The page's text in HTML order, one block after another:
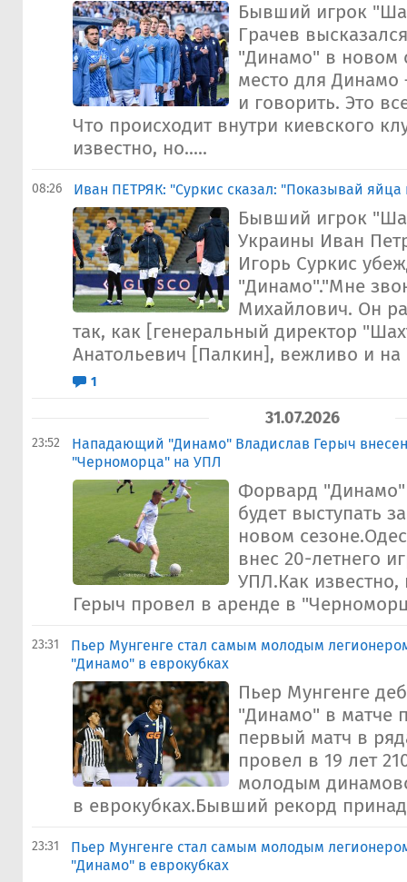
Бывший игрок
Грачев
"Динамо" в новом
место для Динамо
и говорить. Это
Что происходит внутри киевского
известно, но.....
08:26 Иван ПЕТРЯК: "Суркис сказал: "Показывай
Бывший игрок
Украины Иван
Игорь Суркис
"Динамо"."Мне
Михайлович. Он
так, как [генеральный директор
Анатольевич [Палкин], вежливо и на
1
31.07.2026
23:52
Нападающий "Динамо" Владислав Герыч внесен
"Черноморца" на УПЛ
Форвард
будет выступать
новом
внес 20-летнего
УПЛ.Как
Герыч провел в аренде в
23:31
Пьер Мунгенге стал самым молодым
"Динамо" в еврокубках
Пьер Мунгенге
"Динамо" в матче
первый матч в
провел в 19 лет
молодым
в еврокубках.Бывший рекорд
23:31
Пьер Мунгенге стал самым молодым
"Динамо" в еврокубках